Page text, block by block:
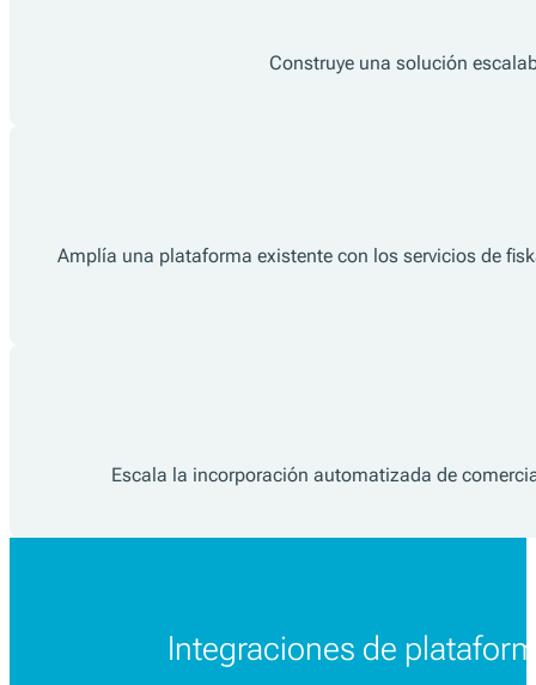
Construye una solución
Amplía una plataforma existente con los servicios de
Escala la incorporación automatizada de
Integraciones de